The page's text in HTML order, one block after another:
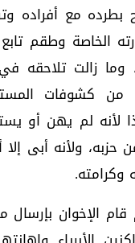
بطرده مع أفراده
الخاصة وطقم تابع
وما زالت تلاحقه
من كشوفات
لأنه لم يهن أو
ولأنه أبى إلا
قام الإخوان بإرسال